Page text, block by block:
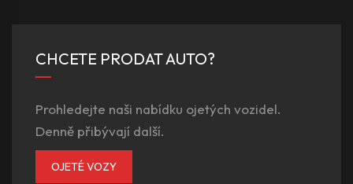
CHCETE PRODAT AUTO?
Prohledejte naši nabídku ojetých vozidel.
Denně přibývají další.
OJETÉ VOZY